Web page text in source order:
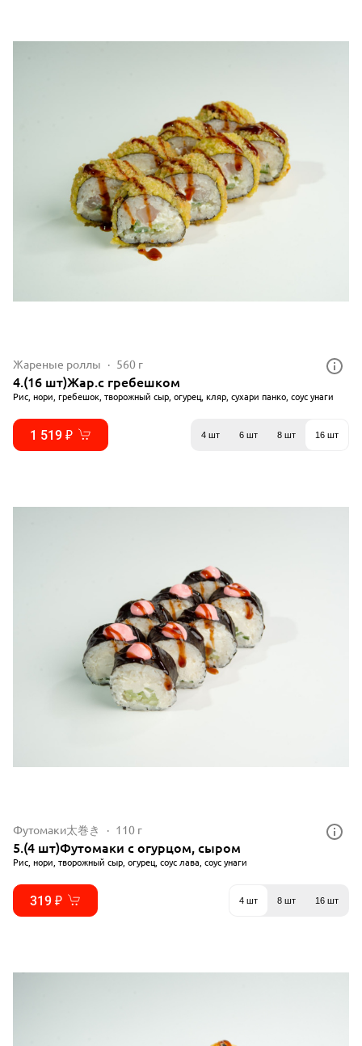
Жареные роллы 560 г
4.(16 шт)Жар.с гребешком
Рис, нори, гребешок, творожный сыр, огурец, кляр, сухари панко, соус унаги
1 519 ₽ 4 шт 6 шт 8 шт 16 шт
Футомаки太巻き 110 г
5.(4 шт)Футомаки с огурцом, сыром
Рис, нори, творожный сыр, огурец, соус лава, соус унаги
319 ₽ 4 шт 8 шт 16 шт